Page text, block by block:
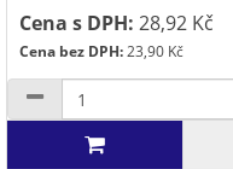
Cena s DPH: 28,92 Kč
Cena bez DPH:23,90 Kč